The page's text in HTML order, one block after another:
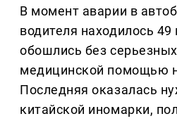
В момент аварии в
водителя находилось
обошлись без
медицинской помощью
Последняя оказалась
китайской иномарки,